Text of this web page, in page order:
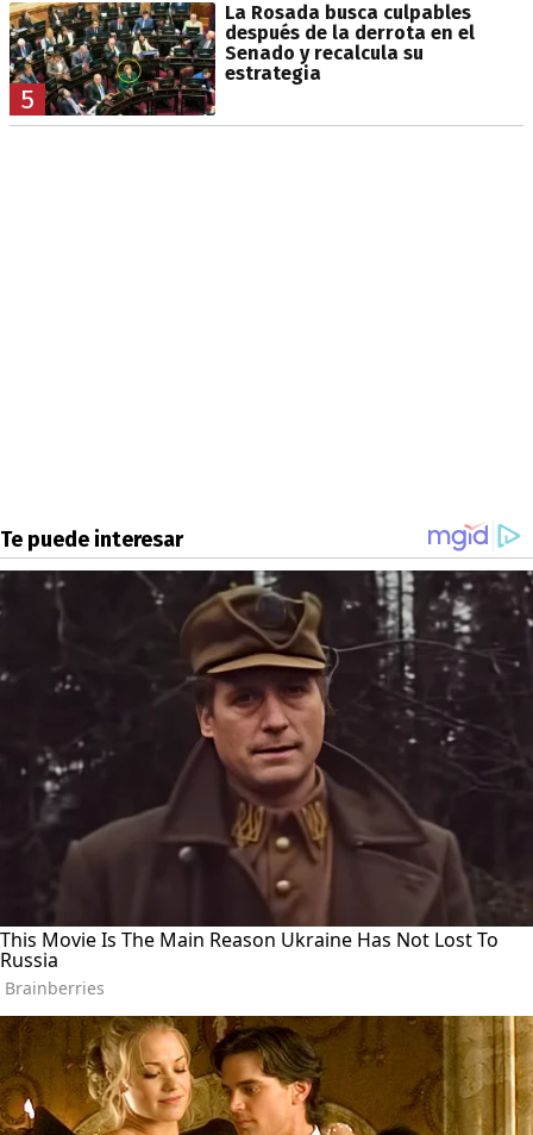
5
La Rosada busca culpables
después de la derrota en el
Senado y recalcula su
estrategia